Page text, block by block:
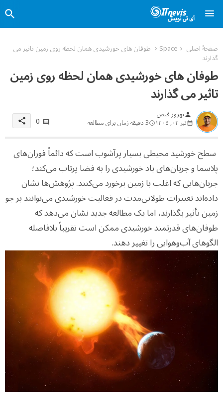
صفحهٔ اصلی Space طوفان های خورشیدی همان لحظه روی زمین تاثیر می
گذارند
طوفان های خورشیدی همان لحظه روی زمین
تاثیر می گذارند
person بهروز فیض
تیر ۰۴, ۱۴۰۵ 3 دقیقه زمان برای مطالعه 0
share
سطح خورشید محیطی بسیار پرآشوب است که دائماً فوران‌های
پلاسما و جریان‌های باد خورشیدی را به فضا پرتاب می‌کند؛
جریان‌هایی که اغلب با زمین برخورد می‌کنند. پژوهش‌ها نشان
داده‌اند تغییرات طولانی‌مدت در فعالیت خورشیدی می‌توانند بر جو
زمین تأثیر بگذارند، اما یک مطالعه جدید نشان می‌دهد که
طوفان‌های قدرتمند خورشیدی ممکن است تقریباً بلافاصله
الگوهای آب‌وهوایی را تغییر دهند.